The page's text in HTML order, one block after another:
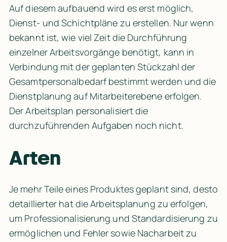
Auf diesem aufbauend wird es erst möglich,
Dienst- und Schichtpläne zu erstellen. Nur wenn
bekannt ist, wie viel Zeit die Durchführung
einzelner Arbeitsvorgänge benötigt, kann in
Verbindung mit der geplanten Stückzahl der
Gesamtpersonalbedarf bestimmt werden und die
Dienstplanung auf Mitarbeiterebene erfolgen.
Der Arbeitsplan personalisiert die
durchzuführenden Aufgaben noch nicht.
Arten
Je mehr Teile eines Produktes geplant sind, desto
detaillierter hat die Arbeitsplanung zu erfolgen,
um Professionalisierung und Standardisierung zu
ermöglichen und Fehler sowie Nacharbeit zu